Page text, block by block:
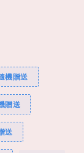
機贈送
贈送
送